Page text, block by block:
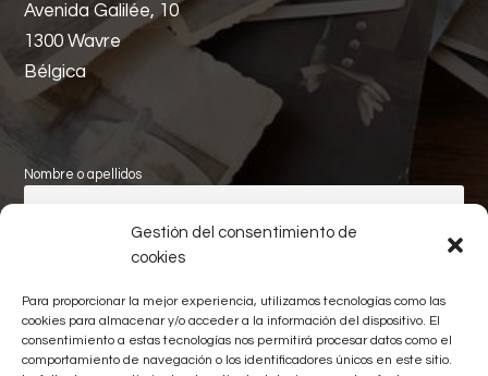
Gestión del consentimiento de
cookies
Para proporcionar la mejor experiencia, utilizamos tecnologías como las
cookies para almacenar y/o acceder a la información del dispositivo. El
consentimiento a estas tecnologías nos permitirá procesar datos como el
comportamiento de navegación o los identificadores únicos en este sitio.
Avenida Galilée, 10
1300 Wavre
Bélgica
Nombre o apellidos
Correo electrónico